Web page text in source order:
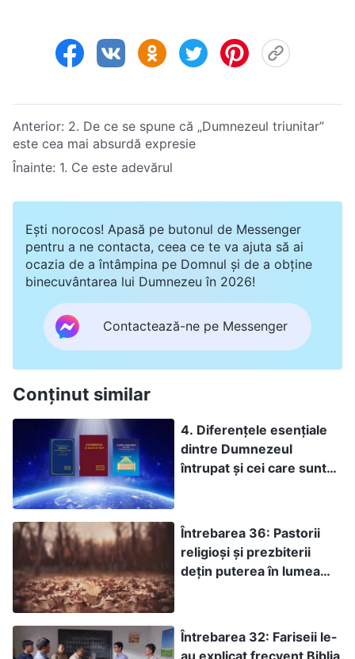
Anterior: 2. De ce se spune că „Dumnezeul triunitar”
este cea mai absurdă expresie
Înainte: 1. Ce este adevărul
Ești norocos! Apasă pe butonul de Messenger
pentru a ne contacta, ceea ce te va ajuta să ai
ocazia de a întâmpina pe Domnul și de a obține
binecuvântarea lui Dumnezeu în 2026!
Contactează-ne pe Messenger
Conținut similar
4. Diferenţele esenţiale
dintre Dumnezeul
întrupat şi cei care sunt
Întrebarea 36: Pastorii
religioși și prezbiterii
dețin puterea în lumea
urmează – acesta este un
fapt. Spui că pastorii
Întrebarea 32: Fariseii le-